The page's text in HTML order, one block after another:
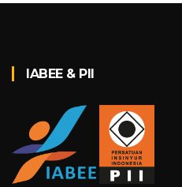
IABEE & PII